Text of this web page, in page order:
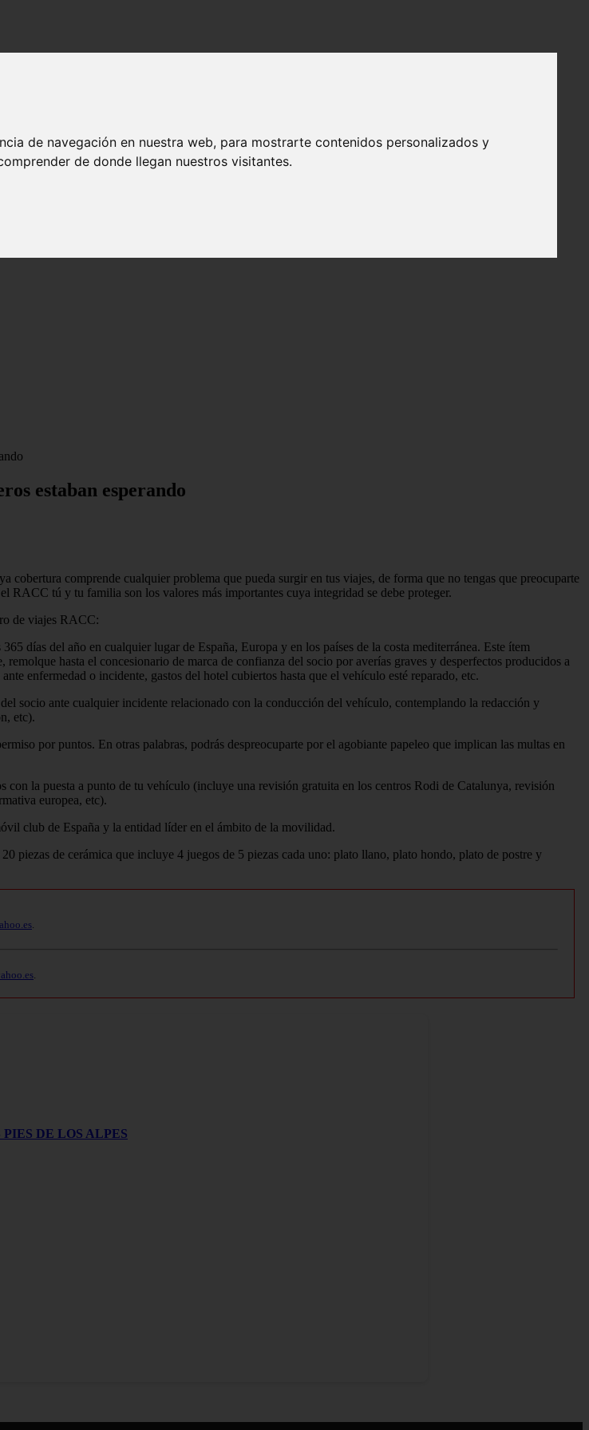
de navegación en nuestra web, para mostrarte contenidos personalizados y
de donde llegan nuestros visitantes.
estaban esperando
cobertura comprende cualquier problema que pueda surgir en tus viajes, de forma que no tengas que preocuparte
RACC tú y tu familia son los valores más importantes cuya integridad se debe proteger.
de viajes RACC:
días del año en cualquier lugar de España, Europa y en los países de la costa mediterránea. Este ítem
hasta el concesionario de marca de confianza del socio por averías graves y desperfectos producidos a
enfermedad o incidente, gastos del hotel cubiertos hasta que el vehículo esté reparado, etc.
socio ante cualquier incidente relacionado con la conducción del vehículo, contemplando la redacción y
etc).
por puntos. En otras palabras, podrás despreocuparte por el agobiante papeleo que implican las multas en
la puesta a punto de tu vehículo (incluye una revisión gratuita en los centros Rodi de Catalunya, revisión
europea, etc).
club de España y la entidad líder en el ámbito de la movilidad.
de cerámica que incluye 4 juegos de 5 piezas cada uno: plato llano, plato hondo, plato de postre y
DE LOS ALPES